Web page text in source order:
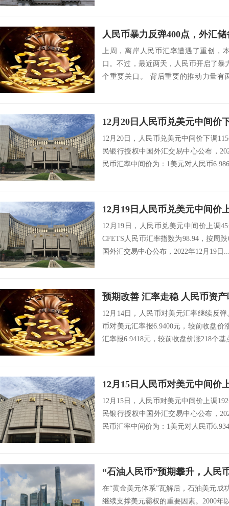
上周，离岸人民币汇率遭遇了重创，
口。不过，最近两天，人民币开启了暴
个重要关口。 背后重要的推动力量有
12月20日人民币兑美元中间价
12月20日，人民币兑美元中间价下调
民银行授权中国外汇交易中心公布，
民币汇率中间价为：1美元对人民币
12月19日人民币兑美元中间价
12月19日，人民币兑美元中间价上调
CFETS人民币汇率指数为98.94，按
国外汇交易中心公布，2022年12月19日
预期改善 汇率走稳 人民币资
12月14日，人民币对美元汇率继续反
币对美元汇率报6.9400元，较前收盘价
汇率报6.9418元，较前收盘价涨218个
12月15日人民币对美元中间价
12月15日，人民币对美元中间价上调
民银行授权中国外汇交易中心公布，
民币汇率中间价为：1美元对人民币
“石油人民币”预期攀升，人民
在“黄金美元体系”瓦解后，石油美元成
继续支撑美元霸权的重要因素。2000年